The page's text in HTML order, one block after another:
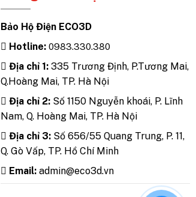
Bảo Hộ Điện ECO3D
Hotline: 0983.330.380
Địa chỉ 1: 335 Trương Định, P.Tương Mai,
Q.Hoàng Mai, TP. Hà Nội
Địa chỉ 2: Số 1150 Nguyễn khoái, P. Lĩnh
Nam, Q. Hoàng Mai, TP. Hà Nội
Địa chỉ 3: Số 656/55 Quang Trung, P. 11,
Q. Gò Vấp, TP. Hồ Chí Minh
Email: admin@eco3d.vn